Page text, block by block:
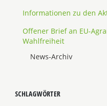
Informationen zu den
Offener Brief an EU-
Wahlfreiheit
News-Archiv
SCHLAGWÖRTER